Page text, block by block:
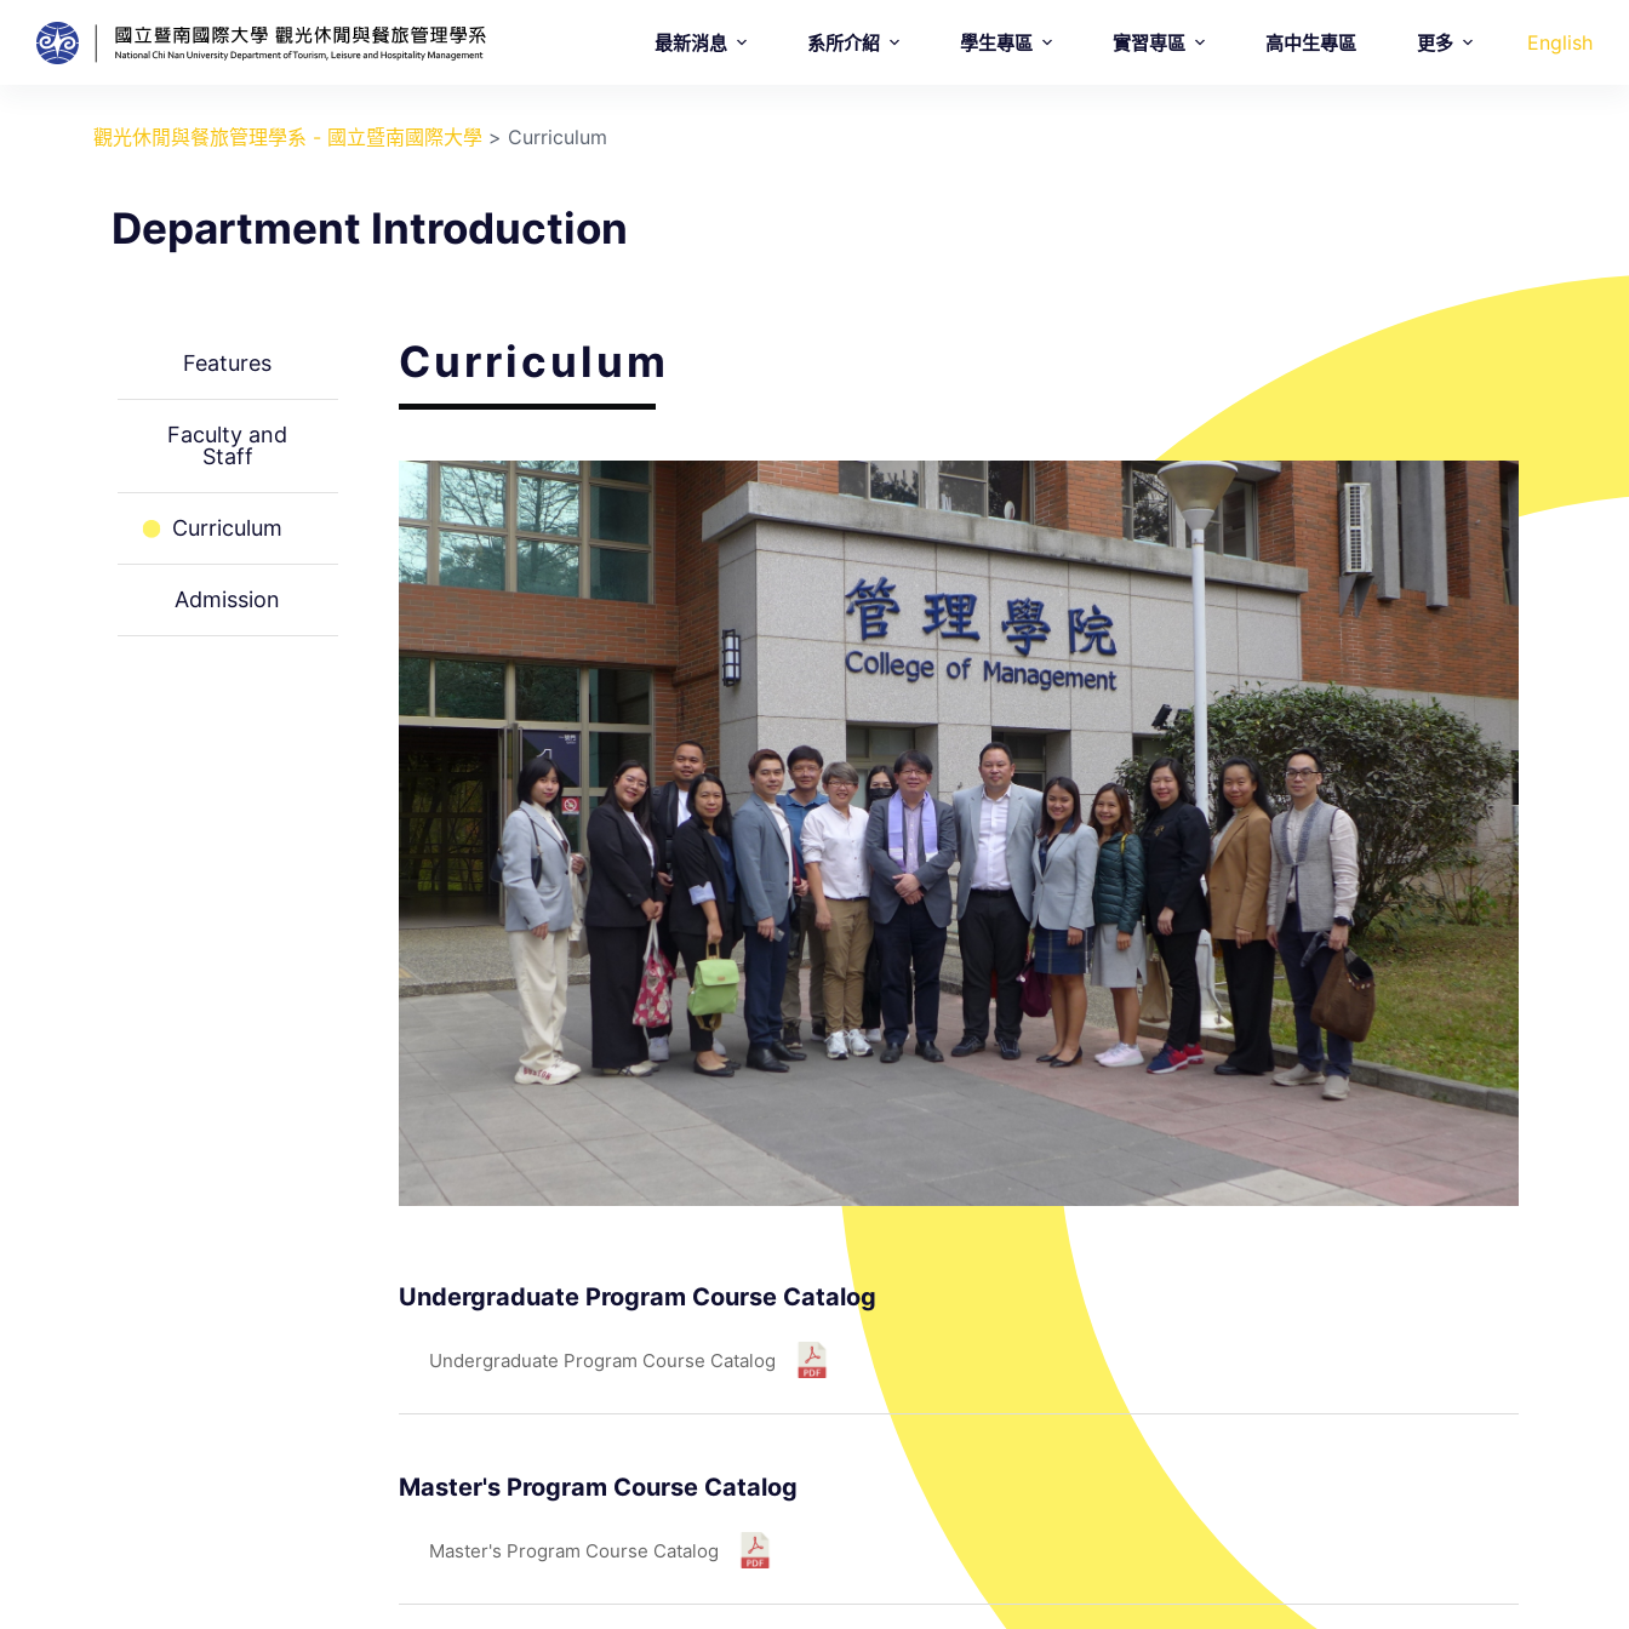
跳
至
最新消息 系所介紹 學生專區 實習専區 高中生專區 更多 English
觀光休閒與餐旅管理學系 - 國立暨南國際大學 > Curriculum
Department Introduction
Features
Faculty and
Staff
Curriculum
Admission
Curriculum
Undergraduate Program Course Catalog
Undergraduate Program Course Catalog
Master's Program Course Catalog
Master's Program Course Catalog